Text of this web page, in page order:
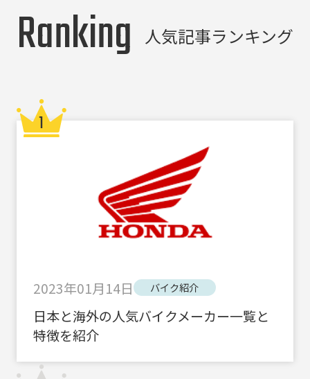
Ranking 人気記事ランキング
2023年01月14日 バイク紹介
日本と海外の人気バイクメーカー一覧と
特徴を紹介